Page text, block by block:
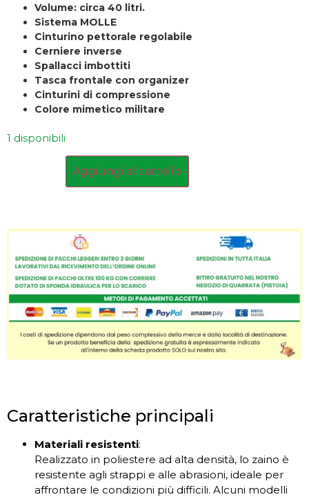
Volume: circa 40 litri.
Sistema MOLLE
Cinturino pettorale regolabile
Cerniere inverse
Spallacci imbottiti
Tasca frontale con organizer
Cinturini di compressione
Colore mimetico militare
1 disponibili
Aggiungi al carrello
Caratteristiche principali
Materiali resistenti:
Realizzato in poliestere ad alta densità, lo zaino è
resistente agli strappi e alle abrasioni, ideale per
affrontare le condizioni più difficili. Alcuni modelli